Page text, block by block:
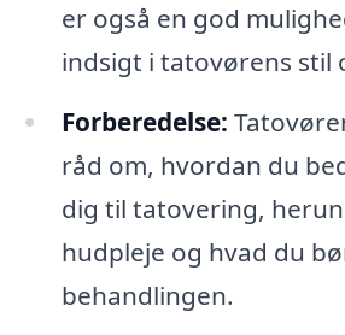
er også en god
indsigt i tatovørens stil
Forberedelse:
råd om, hvordan du
dig til tatovering,
hudpleje og hvad du
behandlingen.